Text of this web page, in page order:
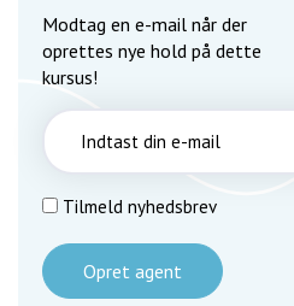
Modtag en e-mail når der
oprettes nye hold på dette
kursus!
Tilmeld nyhedsbrev
Opret agent